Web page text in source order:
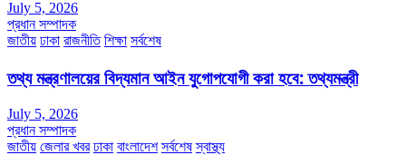
July 5, 2026
প্রধান সম্পাদক
জাতীয় ঢাকা রাজনীতি শিক্ষা সর্বশেষ
তথ্য মন্ত্রণালয়ের বিদ্যমান আইন যুগোপযোগী করা হবে: তথ্যমন্ত্রী
July 5, 2026
প্রধান সম্পাদক
জাতীয় জেলার খবর ঢাকা বাংলাদেশ সর্বশেষ স্বাস্থ্য